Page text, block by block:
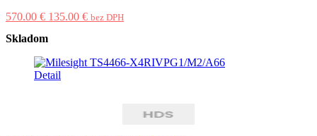
570.00 € 135.00 € bez DPH
Skladom
Detail